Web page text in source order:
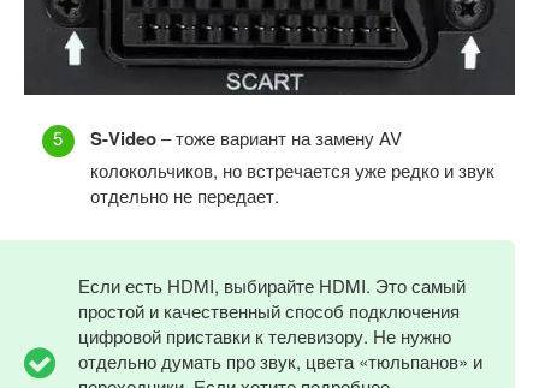
S-Video– тоже вариант на замену AV
колокольчиков, но встречается уже редко и звук
отдельно не передает.
Если есть HDMI, выбирайте HDMI. Это самый
простой и качественный способ подключения
цифровой приставки к телевизору. Не нужно
отдельно думать про звук, цвета «тюльпанов» и